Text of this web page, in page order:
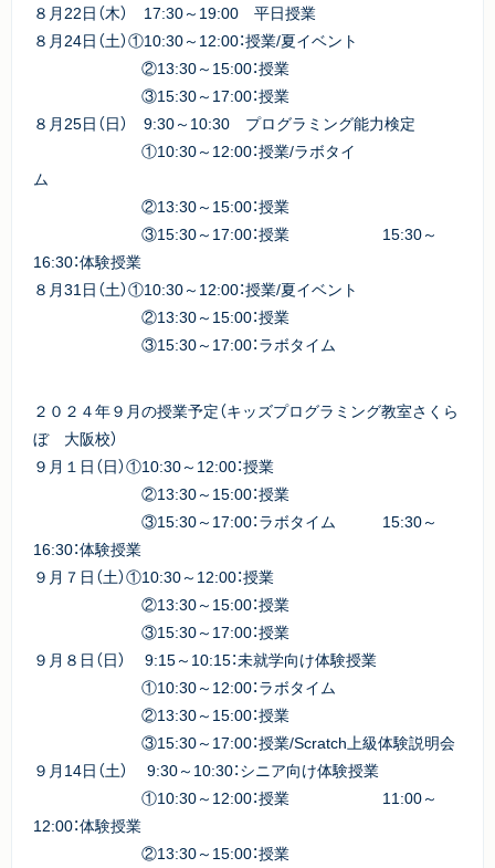
８月22日（木） 17:30～19:00 平日授業
８月24日（土）①10:30～12:00：授業/夏イベント
②13:30～15:00：授業
③15:30～17:00：授業
８月25日（日） 9:30～10:30 プログラミング能力検定
①10:30～12:00：授業/ラボタイ
ム
②13:30～15:00：授業
③15:30～17:00：授業 15:30～
16:30：体験授業
８月31日（土）①10:30～12:00：授業/夏イベント
②13:30～15:00：授業
③15:30～17:00：ラボタイム
２０２４年９月の授業予定（キッズプログラミング教室さくら
ぼ 大阪校）
９月１日（日）①10:30～12:00：授業
②13:30～15:00：授業
③15:30～17:00：ラボタイム 15:30～
16:30：体験授業
９月７日（土）①10:30～12:00：授業
②13:30～15:00：授業
③15:30～17:00：授業
９月８日（日） 9:15～10:15：未就学向け体験授業
①10:30～12:00：ラボタイム
②13:30～15:00：授業
③15:30～17:00：授業/Scratch上級体験説明会
９月14日（土） 9:30～10:30：シニア向け体験授業
①10:30～12:00：授業 11:00～
12:00：体験授業
②13:30～15:00：授業